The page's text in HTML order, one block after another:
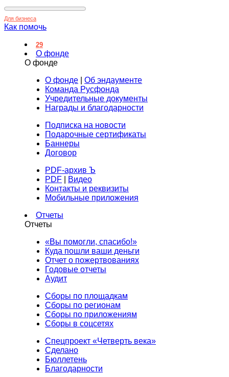
Для бизнеса
Как помочь
29
О фонде
О фонде
О фонде
Об эндаументе
Команда Русфонда
Учредительные документы
Награды и благодарности
Подписка на новости
Подарочные сертификаты
Баннеры
Договор
PDF-архив Ъ
PDF
Видео
Контакты и реквизиты
Мобильные приложения
Отчеты
Отчеты
«Вы помогли, спасибо!»
Куда пошли ваши деньги
Отчет о пожертвованиях
Годовые отчеты
Аудит
Сборы по площадкам
Сборы по регионам
Сборы по приложениям
Сборы в соцсетях
Спецпроект «Четверть века»
Сделано
Бюллетень
Благодарности